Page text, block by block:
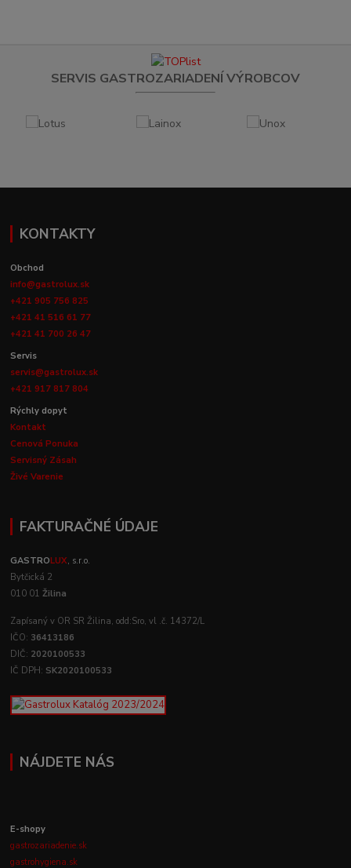
SERVIS GASTROZARIADENÍ VÝROBCOV
KONTAKTY
Obchod
info@gastrolux.sk
+421 905 756 825
+421 41 516 61 77
+421 41 700 26 47
Servis
servis@gastrolux.sk
+421 917 817 804
Rýchly dopyt
Kontakt
Cenová Ponuka
Servisný Zásah
Živé Varenie
FAKTURAČNÉ ÚDAJE
GASTROLUX, s.r.o.
Bytčická 2
010 01Žilina
Zapísaný v OR SR Žilina, odd:Sro, vl .č. 14372/L
IČO: 36413186
DIČ: 2020100533
IČ DPH: SK2020100533
NÁJDETE NÁS
E-shopy
gastrozariadenie.sk
gastrohygiena.sk